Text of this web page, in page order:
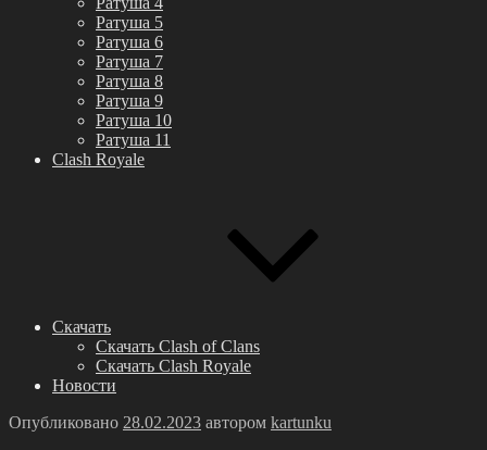
Ратуша 5
Ратуша 6
Ратуша 7
Ратуша 8
Ратуша 9
Ратуша 10
Ратуша 11
Clash Royale
Скачать
Скачать Clash of Clans
Скачать Clash Royale
Новости
Опубликовано 28.02.2023 автором kartunku